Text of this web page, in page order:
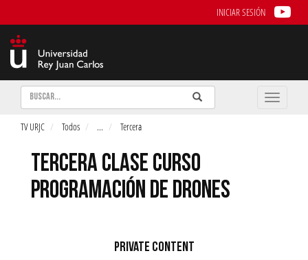
INICIAR SESIÓN
Buscar Enviar
Buscar
Toggle
TV URJC Todos ... Tercera
TERCERA CLASE CURSO
PROGRAMACIÓN DE DRONES